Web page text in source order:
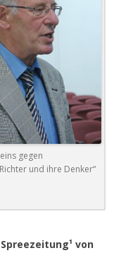
gegen
und ihre Denker“
von